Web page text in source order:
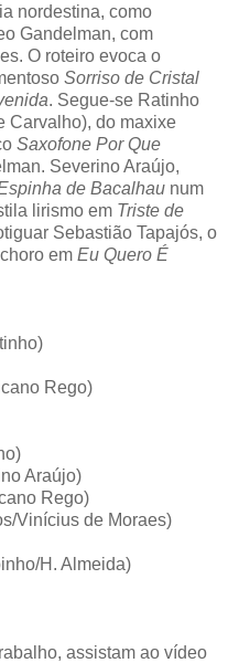
nordestina, como
Gandelman, com
O roteiro evoca o
Sorriso de Cristal
. Segue-se Ratinho
Carvalho), do maxixe
Saxofone Por Que
Severino Araújo,
de Bacalhau num
lirismo em Triste de
Sebastião Tapajós, o
em Eu Quero É
Rego)
Araújo)
Rego)
Vinícius de Moraes)
H. Almeida)
assistam ao vídeo